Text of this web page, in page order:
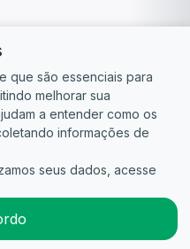
de
Termos
que são essenciais para
melhorar sua
a entender como os
informações de
seus dados, acesse